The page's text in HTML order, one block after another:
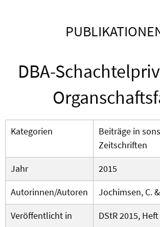
DBA-
Kategorien
Beiträge in
Zeitschriften
Jahr
2015
Autorinnen/Autoren
Jochimsen, C.
Veröffentlicht in
DStR 2015,